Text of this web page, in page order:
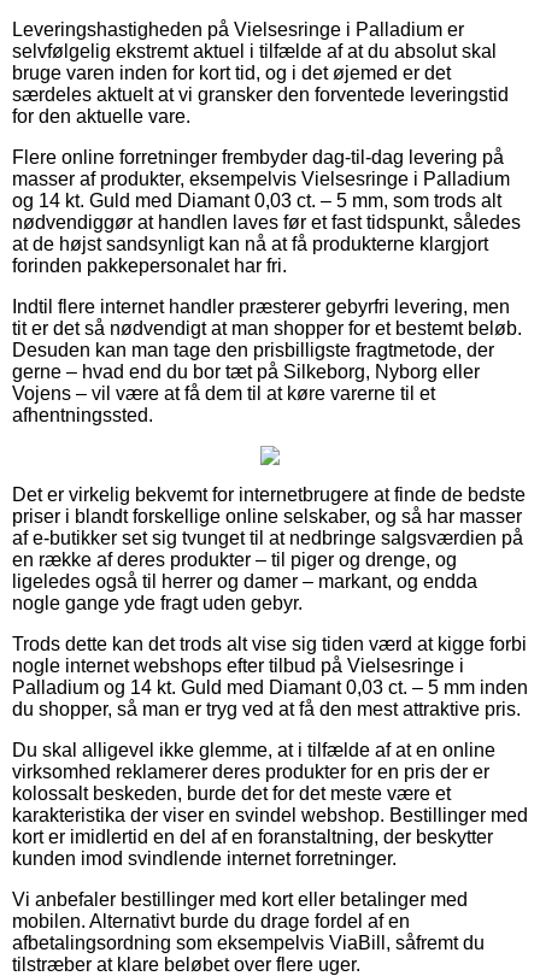
Leveringshastigheden på Vielsesringe i Palladium er
selvfølgelig ekstremt aktuel i tilfælde af at du absolut skal
bruge varen inden for kort tid, og i det øjemed er det
særdeles aktuelt at vi gransker den forventede leveringstid
for den aktuelle vare.
Flere online forretninger frembyder dag-til-dag levering på
masser af produkter, eksempelvis Vielsesringe i Palladium
og 14 kt. Guld med Diamant 0,03 ct. – 5 mm, som trods alt
nødvendiggør at handlen laves før et fast tidspunkt, således
at de højst sandsynligt kan nå at få produkterne klargjort
forinden pakkepersonalet har fri.
Indtil flere internet handler præsterer gebyrfri levering, men
tit er det så nødvendigt at man shopper for et bestemt beløb.
Desuden kan man tage den prisbilligste fragtmetode, der
gerne – hvad end du bor tæt på Silkeborg, Nyborg eller
Vojens – vil være at få dem til at køre varerne til et
afhentningssted.
Det er virkelig bekvemt for internetbrugere at finde de bedste
priser i blandt forskellige online selskaber, og så har masser
af e-butikker set sig tvunget til at nedbringe salgsværdien på
en række af deres produkter – til piger og drenge, og
ligeledes også til herrer og damer – markant, og endda
nogle gange yde fragt uden gebyr.
Trods dette kan det trods alt vise sig tiden værd at kigge forbi
nogle internet webshops efter tilbud på Vielsesringe i
Palladium og 14 kt. Guld med Diamant 0,03 ct. – 5 mm inden
du shopper, så man er tryg ved at få den mest attraktive pris.
Du skal alligevel ikke glemme, at i tilfælde af at en online
virksomhed reklamerer deres produkter for en pris der er
kolossalt beskeden, burde det for det meste være et
karakteristika der viser en svindel webshop. Bestillinger med
kort er imidlertid en del af en foranstaltning, der beskytter
kunden imod svindlende internet forretninger.
Vi anbefaler bestillinger med kort eller betalinger med
mobilen. Alternativt burde du drage fordel af en
afbetalingsordning som eksempelvis ViaBill, såfremt du
tilstræber at klare beløbet over flere uger.